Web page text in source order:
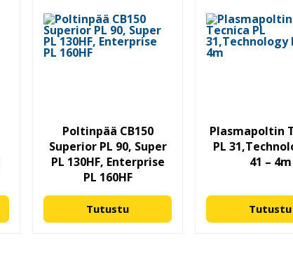
Poltinpää CB150
Superior PL 90, Super
PL 130HF, Enterprise
PL 160HF
Tutustu
Plasmapoltin
PL
41 – 4m
Tutustu